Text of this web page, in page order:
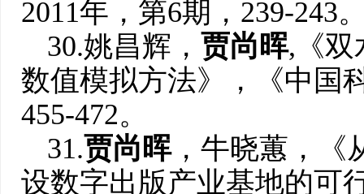
2011年，第6期，239-243
30.姚昌辉， 贾尚晖,《双
数值模拟方法》，《中国
455-472。
31.贾尚晖，牛晓蕙，《
设数字出版产业基地的可